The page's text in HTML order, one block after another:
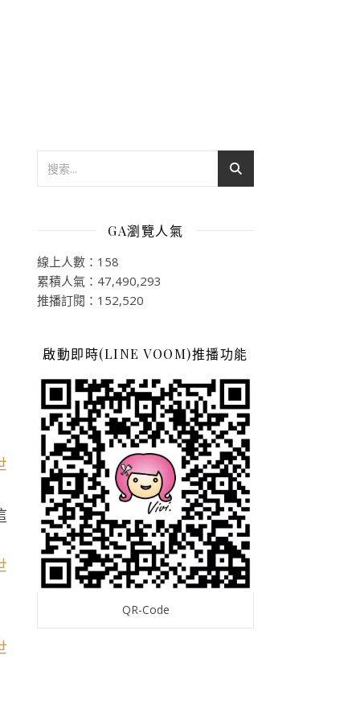
GA瀏覽人氣
線上人數：158
累積人氣：47,490,293
推播訂閱：152,520
啟動即時(LINE VOOM)推播功能
QR-Code